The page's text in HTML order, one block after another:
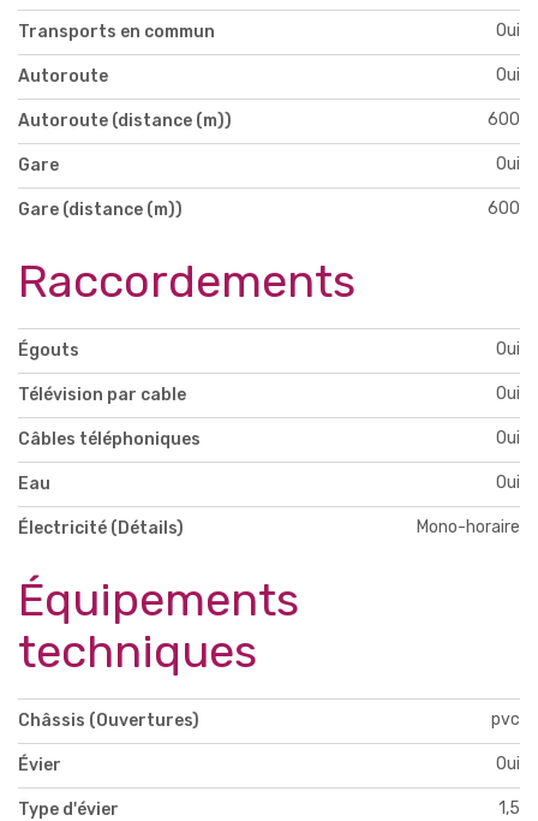
Transports en commun Oui
Autoroute Oui
Autoroute (distance (m)) 600
Gare Oui
Gare (distance (m)) 600
Raccordements
Égouts Oui
Télévision par cable Oui
Câbles téléphoniques Oui
Eau Oui
Électricité (Détails) Mono-horaire
Équipements
techniques
Châssis (Ouvertures) pvc
Évier Oui
Type d'évier 1,5